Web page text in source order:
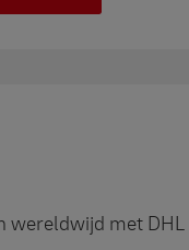
wereldwijd met DHL